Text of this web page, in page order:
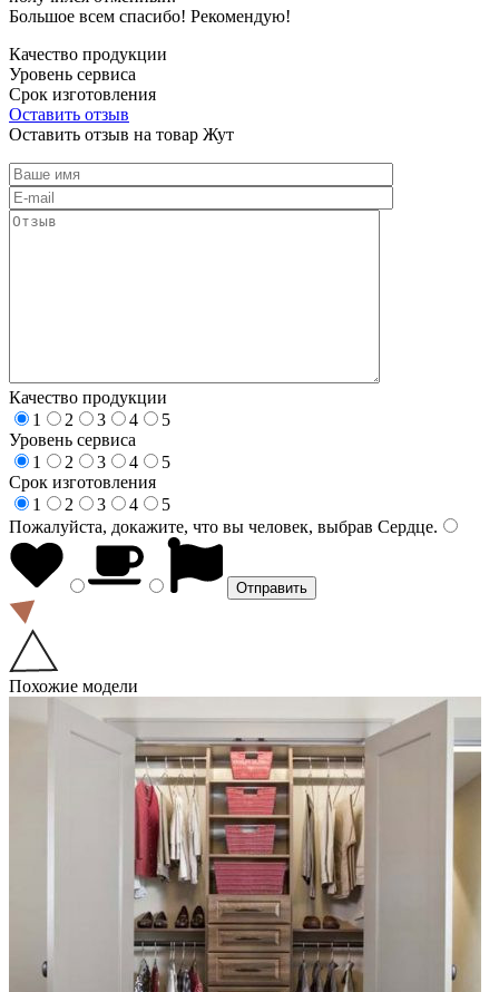
Большое всем спасибо! Рекомендую!
Качество продукции
Уровень сервиса
Срок изготовления
Оставить отзыв
Оставить отзыв на товар Жут
Качество продукции
1
2 3 4
5
Уровень сервиса
1
2 3 4
5
Срок изготовления
1
2 3 4
5
Пожалуйста, докажите, что вы человек, выбрав Сердце.
Похожие модели